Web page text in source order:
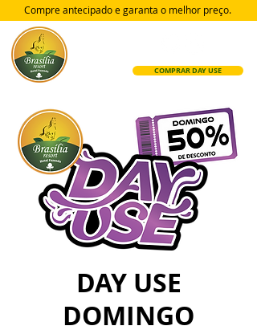
COMPRAR DAY USE
Compre antecipado e garanta o melhor preço.
DAY USE
DOMINGO